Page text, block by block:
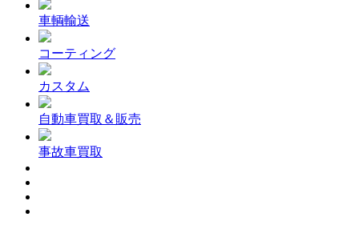
車輌輸送
コーティング
カスタム
自動車買取＆販売
事故車買取